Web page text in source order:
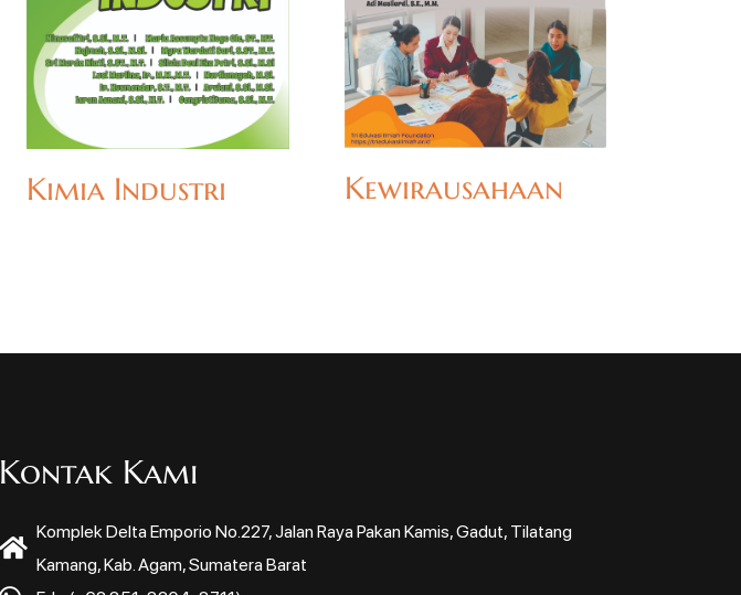
Kimia Industri Kewirausahaan
Kontak Kami
Komplek Delta Emporio No.227, Jalan Raya Pakan Kamis, Gadut, Tilatang
Kamang, Kab. Agam, Sumatera Barat